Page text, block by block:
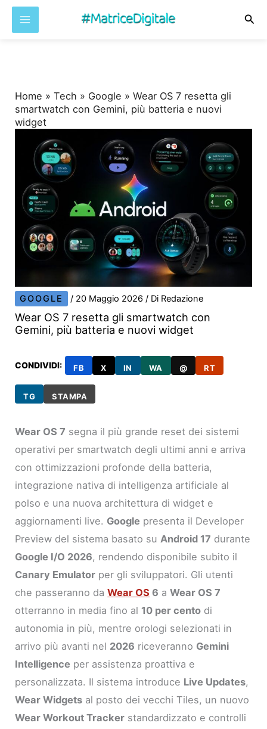
Home »Tech » Google »Wear OS 7 resetta gli
smartwatch con Gemini, più batteria e nuovi
widget
GOOGLE / 20 Maggio 2026/ Di Redazione
Wear OS 7 resetta gli smartwatch con
Gemini, più batteria e nuovi widget
CONDIVIDI: FB X IN WA @ RT
TG STAMPA
Wear OS 7 segna il più grande reset dei sistemi
operativi per smartwatch degli ultimi anni e arriva
con ottimizzazioni profonde della batteria,
integrazione nativa di intelligenza artificiale al
polso e una nuova architettura di widget e
aggiornamenti live. Google presenta il Developer
Preview del sistema basato suAndroid 17 durante
Google I/O 2026, rendendo disponibile subito il
Canary Emulator per gli sviluppatori. Gli utenti
che passeranno daWear OS 6 aWear OS 7
otterranno in media fino al 10 per cento di
autonomia in più, mentre orologi selezionati in
arrivo più avanti nel 2026 riceveranno Gemini
Intelligence per assistenza proattiva e
personalizzata. Il sistema introduce Live Updates,
Wear Widgets al posto dei vecchi Tiles, un nuovo
Wear Workout Tracker standardizzato e controlli